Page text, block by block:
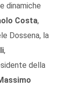
dinamiche
Costa,
Dossena, la
,
della